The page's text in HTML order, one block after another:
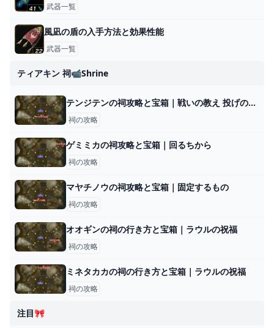
武器一覧
風凪の盾の入手方法と効果性能
武器一覧
ティアキン 祠📹shrine
テンジテンの祠攻略と宝箱｜戦いの教え 投げの極意
祠の攻略
ゲミミカの祠攻略と宝箱｜回るちから
祠の攻略
マヤチノウの祠攻略と宝箱｜固定するもの
祠の攻略
オオギンの祠の行き方と宝箱｜ラウルの祝福
祠の攻略
ミネタカカの祠の行き方と宝箱｜ラウルの祝福
祠の攻略
注目🎀